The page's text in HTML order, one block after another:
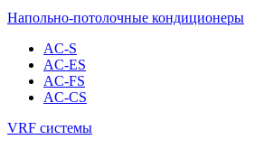
Напольно-потолочные кондиционеры
AC-S
AC-ES
AC-FS
AC-CS
VRF системы